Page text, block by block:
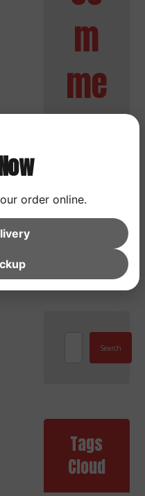
m
me
nts
No
Search
Tags
Cloud
order online.